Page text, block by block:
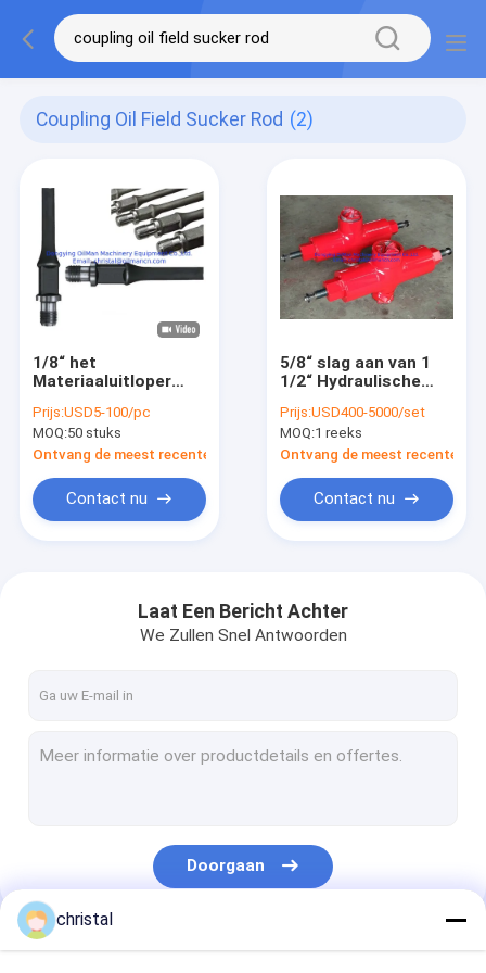
Coupling Oil Field Sucker Rod (2)
1/8“ het
Materiaaluitloper
van de
Olieveldproductie
Prijs:USD5-100/pc
MOQ:50 stuks
Ontvang de meest recente Prijs
Contact nu
5/8“ slag aan van 1
1/2“ Hydraulische
API 16A goed
Controlemateriaal
dat Rig Equipment
boort
Prijs:USD400-5000/set
MOQ:1 reeks
Ontvang de meest recente
Contact nu
Laat Een Bericht Achter
We Zullen Snel Antwoorden
Doorgaan
Onze Categorieën
christal